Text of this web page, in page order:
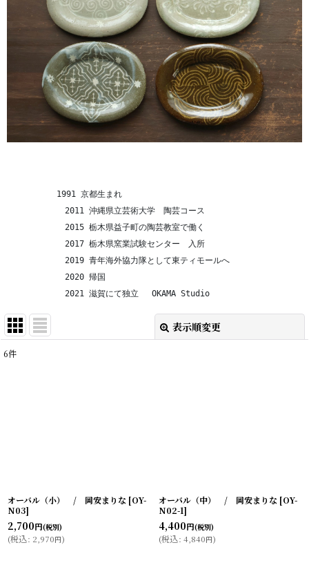
1991 京都生まれ
            2011 沖縄県立芸術大学　陶芸コース
            2015 栃木県益子町の陶芸教室で働く
            2017 栃木県窯業試験センター　入所
            2019 青年海外協力隊として東ティモールへ
            2020 帰国
            2021 滋賀にて独立　 OKAMA Studio
表示順変更
6件
オーバル（小） / 岡安まりな [OY-
N03]
2,700円(税別)
(税込: 2,970円)
オーバル（中） / 岡安まりな [OY-
N02-1]
4,400円(税別)
(税込: 4,840円)